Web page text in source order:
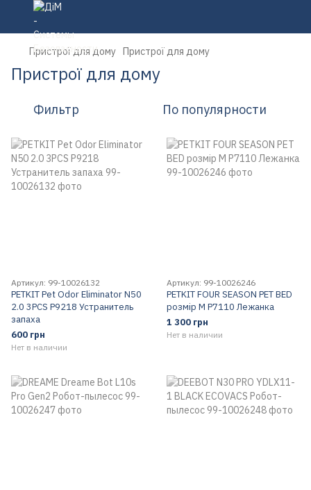
Пристрої для дому Пристрої для дому
Пристрої для дому
Фильтр По популярности
Артикул: 99-10026132
PETKIT Pet Odor Eliminator N50
2.0 3PCS P9218 Устранитель
запаха
600 грн
Нет в наличии
Артикул: 99-10026246
PETKIT FOUR SEASON PET BED
розмір M P7110 Лежанка
1 300 грн
Нет в наличии